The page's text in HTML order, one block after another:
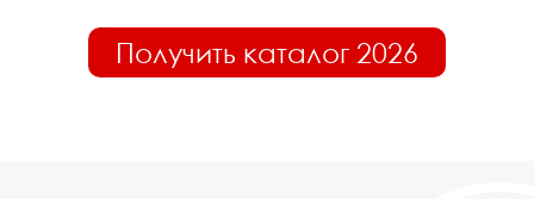
Получить каталог 2026